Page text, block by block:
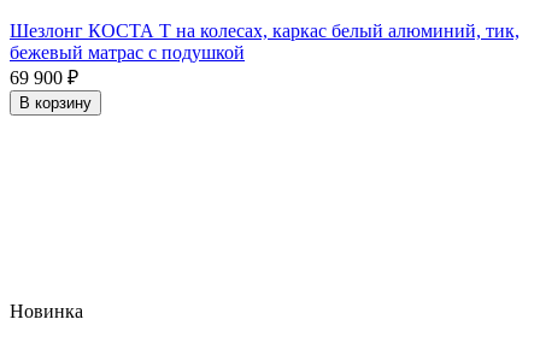
Шезлонг КОСТА Т на колесах, каркас белый алюминий, тик,
бежевый матрас с подушкой
69 900 ₽
В корзину
Новинка